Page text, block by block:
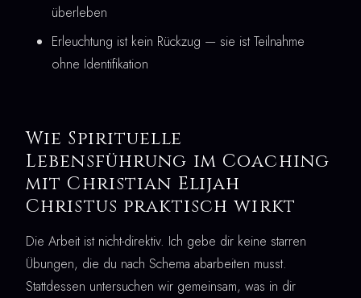
überleben
Erleuchtung ist kein Rückzug — sie ist Teilnahme
ohne Identifikation
Wie Spirituelle
Lebensführung im Coaching
mit Christian Elijah
Christus praktisch wirkt
Die Arbeit ist nicht-direktiv. Ich gebe dir keine starren
Übungen, die du nach Schema abarbeiten musst.
Stattdessen untersuchen wir gemeinsam, was in dir